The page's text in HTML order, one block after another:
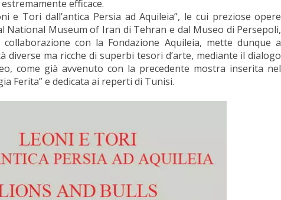
efficace.
e Tori dall’antica Persia ad Aquileia”, le cui preziose opere
National Museum of Iran di Tehran e dal Museo di Persepoli,
con la Fondazione Aquileia, mette dunque a
diverse ma ricche di superbi tesori d’arte, mediante il dialogo
come già avvenuto con la precedente mostra inserita nel
Ferita” e dedicata ai reperti di Tunisi.